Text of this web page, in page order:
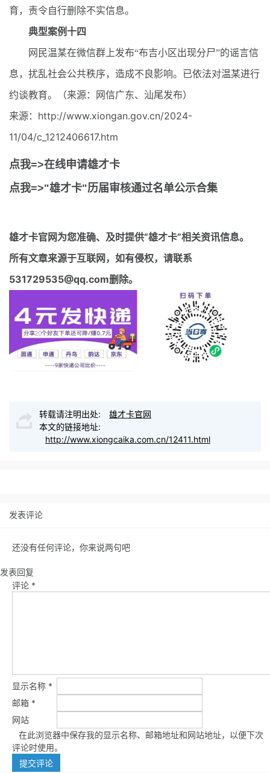
育，责令自行删除不实信息。
典型案例十四
网民温某在微信群上发布“布吉小区出现分尸”的谣言信
息，扰乱社会公共秩序，造成不良影响。已依法对温某进行
约谈教育。（来源：网信广东、汕尾发布）
来源：http://www.xiongan.gov.cn/2024-
11/04/c_1212406617.htm
点我=>在线申请雄才卡
点我=>"雄才卡"历届审核通过名单公示合集
雄才卡官网为您准确、及时提供“雄才卡”相关资讯信息。
所有文章来源于互联网，如有侵权，请联系
531729535@qq.com删除。
转载请注明出处:
雄才卡官网
本文的链接地址:
http://www.xiongcaika.com.cn/12411.html
发表评论
还没有任何评论，你来说两句吧
发表回复
评论 *
显示名称 *
邮箱 *
网站
在此浏览器中保存我的显示名称、邮箱地址和网站地址，以便下次
评论时使用。